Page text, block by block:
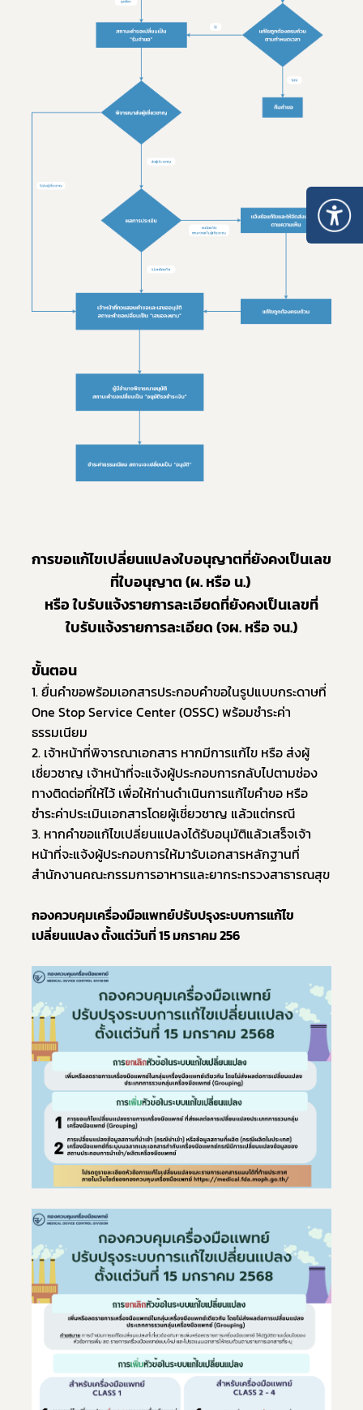
การขอแก้ไขเปลี่ยนแปลงใบอนุญาตที่ยังคงเป็นเลข
ที่ใบอนุญาต (ผ. หรือ น.)
หรือ ใบรับแจ้งรายการละเอียดที่ยังคงเป็นเลขที่
ใบรับแจ้งรายการละเอียด (จผ. หรือ จน.)
ขั้นตอน
1. ยื่นคำขอพร้อมเอกสารประกอบคำขอในรูปแบบกระดาษที่
One Stop Service Center (OSSC) พร้อมชำระค่า
ธรรมเนียม
2. เจ้าหน้าที่พิจารณาเอกสาร หากมีการแก้ไข หรือ ส่งผู้
เชี่ยวชาญ เจ้าหน้าที่จะแจ้งผู้ประกอบการกลับไปตามช่อง
ทางติดต่อที่ให้ไว้ เพื่อให้ท่านดำเนินการแก้ไขคำขอ หรือ
ชำระค่าประเมินเอกสารโดยผู้เชี่ยวชาญ แล้วแต่กรณี
3. หากคำขอแก้ไขเปลี่ยนแปลงได้รับอนุมัติแล้วเสร็จเจ้า
หน้าที่จะแจ้งผู้ประกอบการให้มารับเอกสารหลักฐานที่
สำนักงานคณะกรรมการอาหารและยากระทรวงสาธารณสุข
กองควบคุมเครื่องมือแพทย์ปรับปรุงระบบการแก้ไข
เปลี่ยนแปลง ตั้งแต่วันที่ 15 มกราคม 256
Subscribe